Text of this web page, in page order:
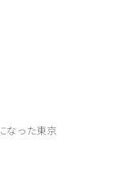
なった東京